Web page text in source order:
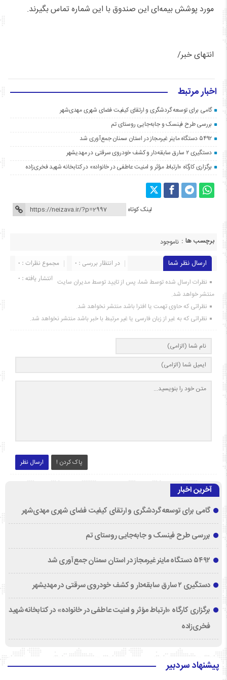
مورد پوشش بیمه‌ای این صندوق با این شماره تماس بگیرند.
انتهای خبر/
اخبار مرتبط
گامی برای توسعه گردشگری و ارتقای کیفیت فضای شهری مهدی‌شهر
بررسی طرح فینسک و جابه‌جایی روستای تم
۵۴۹۲ دستگاه ماینر غیرمجاز در استان سمنان جمع‌آوری شد
دستگیری ۲ سارق سابقه‌دار و کشف خودروی سرقتی در مهدیشهر
برگزاری کارگاه «ارتباط مؤثر و امنیت عاطفی در خانواده» در کتابخانه شهید فخری‌زاده
لینک کوتاه
برچسب ها : ناموجود
ارسال نظر شما مجموع نظرات : 0
در انتظار بررسی : 0
انتشار یافته : ۰ نظرات ارسال شده توسط شما، پس از تایید توسط مدیران سایت
منتشر خواهد شد.
نظراتی که حاوی تهمت یا افترا باشد منتشر نخواهد شد.
نظراتی که به غیر از زبان فارسی یا غیر مرتبط با خبر باشد منتشر نخواهد شد.
ارسال نظر پاک کردن !
آخرین اخبار
گامی برای توسعه گردشگری و ارتقای کیفیت فضای شهری مهدی‌شهر
بررسی طرح فینسک و جابه‌جایی روستای تم
۵۴۹۲ دستگاه ماینر غیرمجاز در استان سمنان جمع‌آوری شد
دستگیری ۲ سارق سابقه‌دار و کشف خودروی سرقتی در مهدیشهر
برگزاری کارگاه «ارتباط مؤثر و امنیت عاطفی در خانواده» در کتابخانه شهید
فخری‌زاده
پیشنهاد سردبیر